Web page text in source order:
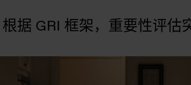
根据 GRI 框架，重要性评估